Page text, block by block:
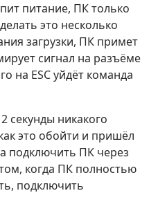
питание, ПК только
это несколько
загрузки, ПК примет
сигнал на разъёме
на ESC уйдёт команда
секунды никакого
это обойти и пришёл
подключить ПК через
когда ПК полностью
подключить